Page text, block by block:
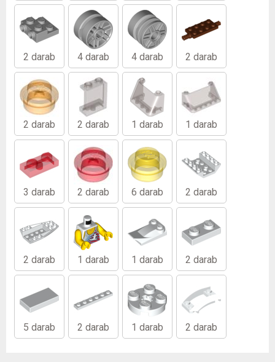
2 darab 4 darab 4 darab 2 darab
2 darab 2 darab 1 darab 1 darab
3 darab 2 darab 6 darab 2 darab
2 darab 1 darab 1 darab 2 darab
5 darab 2 darab 1 darab 2 darab